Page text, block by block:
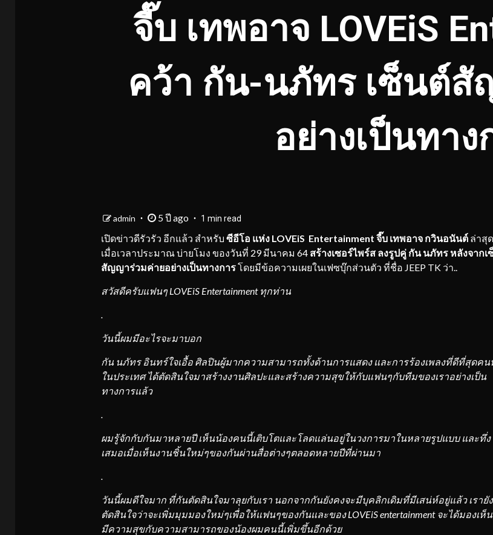
จี๊บ เทพอาจ LOVEiS
คว้า กัน-นภัทร เซ็นต์
อย่างเป็นทาง
admin 5 ปี ago 1 min read
เปิดข่าวดีรัวรัว อีกแล้ว สำหรับ ซีอีโอ แห่ง LOVEiS Entertainment จี๊บ เทพอาจ กวินอนันต์ล่าสุด
เมื่อเวลาประมาณ บ่ายโมง ของวันที่ 29 มีนาคม 64 สร้างเซอร์ไพร์ส ลงรูปคู่ กัน นภัทร หลังจากเ
สัญญาร่วมค่ายอย่างเป็นทางการโดยมีข้อความเผยในเฟซบุ๊กส่วนตัว ที่ชื่อ JEEP TK ว่า..
สวัสดีครับแฟนๆ LOVEiS Entertainment ทุกท่าน
.
วันนี้ผมมีอะไรจะมาบอก
กัน นภัทร อินทร์ใจเอื้อ ศิลปินผู้มากความสามารถทั้งด้านการแสดง และการร้องเพลงที่ดีที่สุดคน
ในประเทศ ได้ตัดสินใจมาสร้างงานศิลปะและสร้างความสุขให้กับแฟนๆกับทีมของเราอย่างเป็น
ทางการแล้ว
.
ผมรู้จักกับกันมาหลายปี เห็นน้องคนนี้เติบโตและโลดแล่นอยู่ในวงการมาในหลายรูปแบบ และทึ่ง
เสมอเมื่อเห็นงานชิ้นใหม่ๆของกันผ่านสื่อต่างๆตลอดหลายปีที่ผ่านมา
.
วันนี้ผมดีใจมาก ที่กันตัดสินใจมาลุยกับเรา นอกจากกันยังคงจะมีบุคลิกเดิมที่มีเสน่ห์อยู่แล้ว เรายัง
ตัดสินใจว่าจะเพิ่มมุมมองใหม่ๆเพื่อให้แฟนๆของกันและของLOVEiS entertainment จะได้มองเห็
มีความสุขกับความสามารถของน้องผมคนนี้เพิ่มขึ้นอีกด้วย